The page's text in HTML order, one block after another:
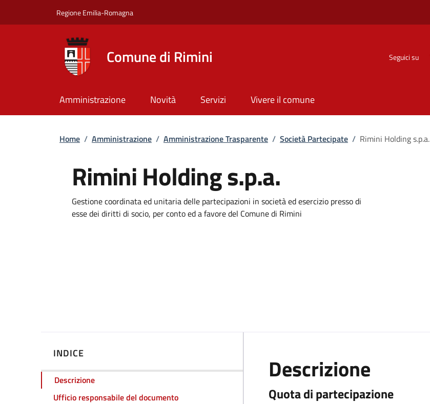
Regione Emilia-Romagna
Comune di Rimini Seguici su
Amministrazione Novità Servizi Vivere il comune
Briciole di pane
Home / Amministrazione / Amministrazione Trasparente / Società Partecipate / Rimini Holding s.p.a.
Rimini Holding s.p.a.
Dettagli
Gestione coordinata ed unitaria delle partecipazioni in società ed esercizio presso di
esse dei diritti di socio, per conto ed a favore del Comune di Rimini
INDICE
Descrizione
Ufficio responsabile del documento
Descrizione
Quota di partecipazione